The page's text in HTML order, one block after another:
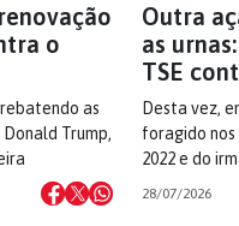
o
as
Trump,
Outra
as
TSE
Desta vez,
foragido nos
2022 e do
28/07/2026